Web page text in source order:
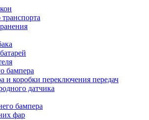
бампера
и коробки переключения передач
датчика
бампера
фар